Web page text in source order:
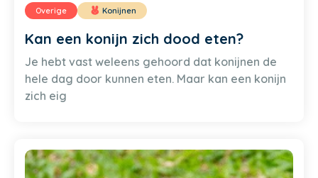
Overige Konijnen
Kan een konijn zich dood eten?
Je hebt vast weleens gehoord dat konijnen de
hele dag door kunnen eten. Maar kan een konijn
zich eig